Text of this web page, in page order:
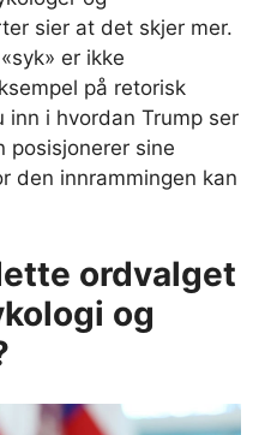
sier at det skjer mer.
er ikke
på retorisk
inn i hvordan Trump ser
posisjonerer sine
den innrammingen kan
ordvalget
og